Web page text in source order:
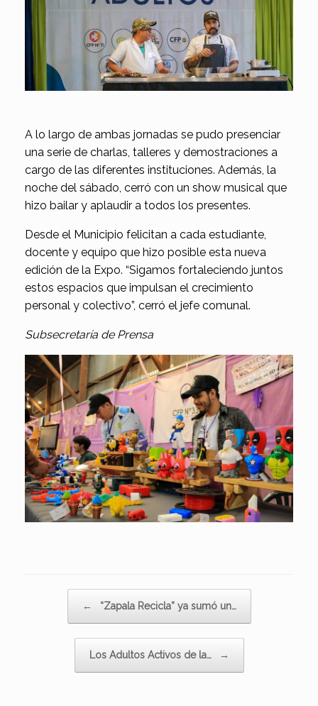
A lo largo de ambas jornadas se pudo presenciar
una serie de charlas, talleres y demostraciones a
cargo de las diferentes instituciones. Además, la
noche del sábado, cerró con un show musical que
hizo bailar y aplaudir a todos los presentes.
Desde el Municipio felicitan a cada estudiante,
docente y equipo que hizo posible esta nueva
edición de la Expo. “Sigamos fortaleciendo juntos
estos espacios que impulsan el crecimiento
personal y colectivo”, cerró el jefe comunal.
Subsecretaría de Prensa
← “Zapala Recicla” ya sumó un…
Los Adultos Activos de la… →